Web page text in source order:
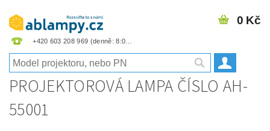
+420 603 208 969
0 Kč
PROJEKTOROVÁ LAMPA ČÍSLO AH-
55001